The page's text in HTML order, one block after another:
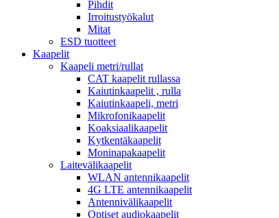
Pihdit
Irroitustyökalut
Mitat
ESD tuotteet
Kaapelit
Kaapeli metri/rullat
CAT kaapelit rullassa
Kaiutinkaapelit , rulla
Kaiutinkaapeli, metri
Mikrofonikaapelit
Koaksiaalikaapelit
Kytkentäkaapelit
Moninapakaapelit
Laitevälikaapelit
WLAN antennikaapelit
4G LTE antennikaapelit
Antennivälikaapelit
Optiset audiokaapelit